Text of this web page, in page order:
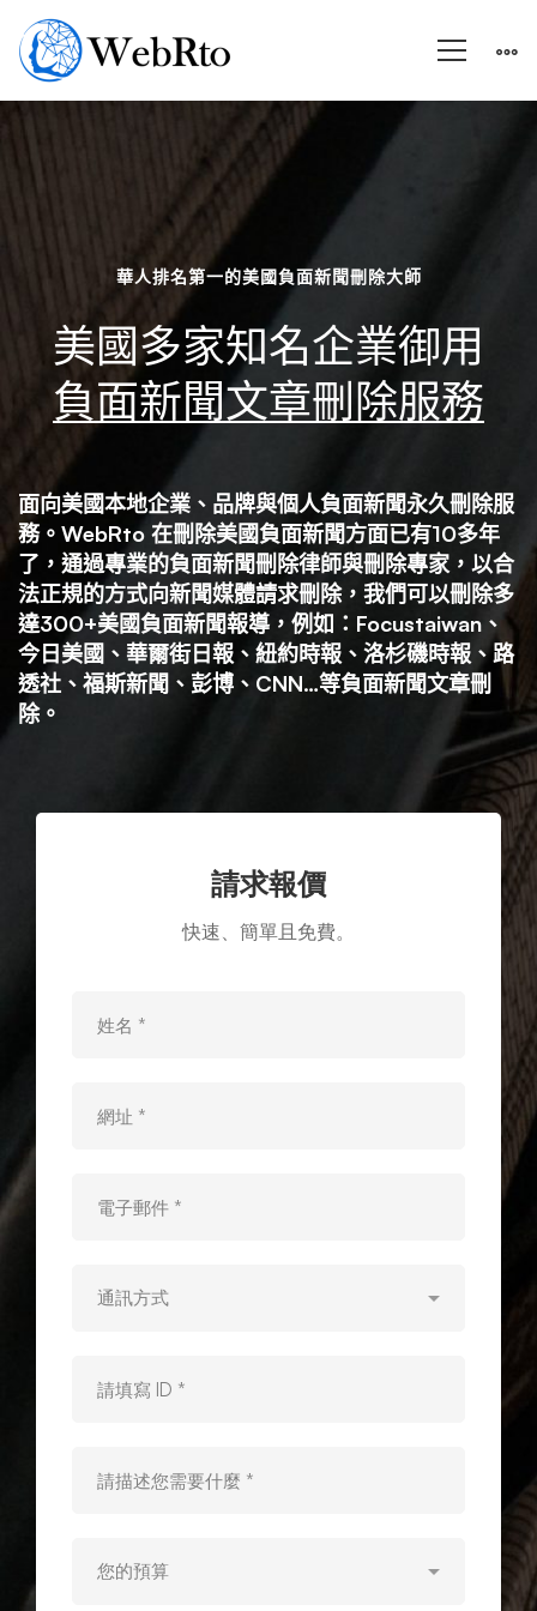
美
國
負
面
新
聞
刪
除
華人排名第一的美國負面新聞刪除大師
美國多家知名企業御用
負面新聞文章刪除服務
面向美國本地企業、品牌與個人負面新聞永久刪除服
務。WebRto 在刪除美國負面新聞方面已有10多年
了，通過專業的負面新聞刪除律師與刪除專家，以合
法正規的方式向新聞媒體請求刪除，我們可以刪除多
達300+美國負面新聞報導，例如：Focustaiwan、
今日美國、華爾街日報、紐約時報、洛杉磯時報、路
透社、福斯新聞、彭博、CNN…等負面新聞文章刪
除。
請求報價
快速、簡單且免費。